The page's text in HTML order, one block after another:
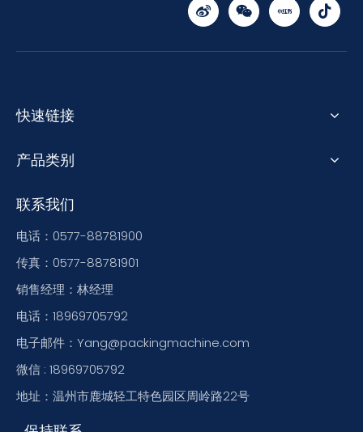
快速链接
产品类别
联系我们
电话：0577-88781900
传真：0577-88781901
销售经理：林经理
电话：18969705792
电子邮件：Yang@packingmachine.com
微信 : 18969705792
地址：温州市鹿城轻工特色园区周岭路22号